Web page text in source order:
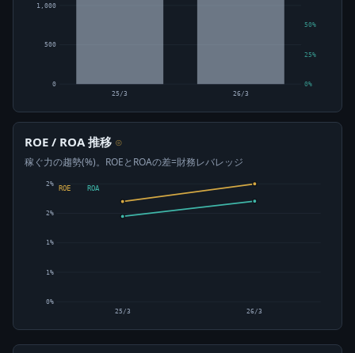
0
500
1,000
0%
25%
50%
25/3 26/3
ROE / ROA 推移 ⊙
稼ぐ力の趨勢(%)。ROEとROAの差=財務レバレッジ
0%
1%
1%
2%
2%
ROE ROA
25/3 26/3